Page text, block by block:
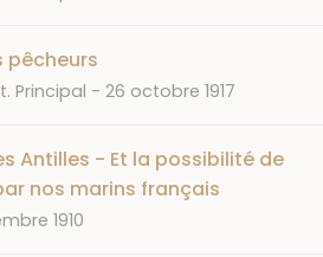
pêcheurs
Principal DATE
26 octobre 1917
Antilles - Et la possibilité de
nos marins français
1910